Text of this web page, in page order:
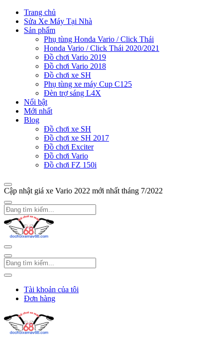
Trang chủ
Sửa Xe Máy Tại Nhà
Sản phẩm
Phụ tùng Honda Vario / Click Thái
Honda Vario / Click Thái 2020/2021
Đồ chơi Vario 2019
Đồ chơi Vario 2018
Đồ chơi xe SH
Phụ tùng xe máy Cup C125
Đèn trợ sáng L4X
Nổi bật
Mới nhất
Blog
Đồ chơi xe SH
Đồ chơi xe SH 2017
Đồ chơi Exciter
Đồ chơi Vario
Đồ chơi FZ 150i
Cập nhật giá xe Vario 2022 mới nhất tháng 7/2022
Tài khoản của tôi
Đơn hàng